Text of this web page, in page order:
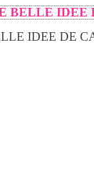
BELLE IDEE